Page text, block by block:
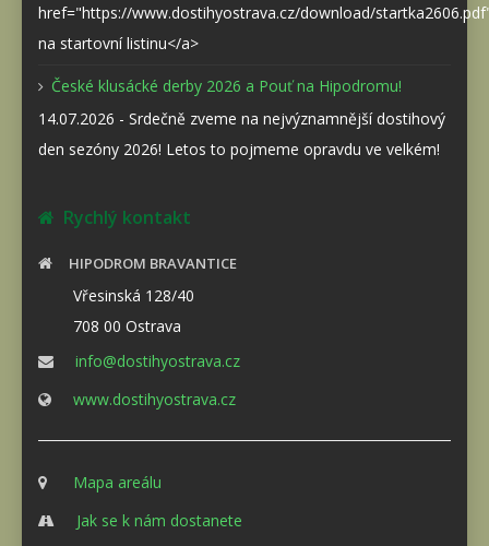
href="https://www.dostihyostrava.cz/download/
na startovní listinu</a>
České klusácké derby 2026 a Pouť na Hipodromu!
14.07.2026 - Srdečně zveme na nejvýznamnější dostihový
den sezóny 2026! Letos to pojmeme opravdu ve velkém!
Rychlý kontakt
HIPODROM BRAVANTICE
Vřesinská 128/40
708 00 Ostrava
info@dostihyostrava.cz
www.dostihyostrava.cz
Mapa areálu
Jak se k nám dostanete